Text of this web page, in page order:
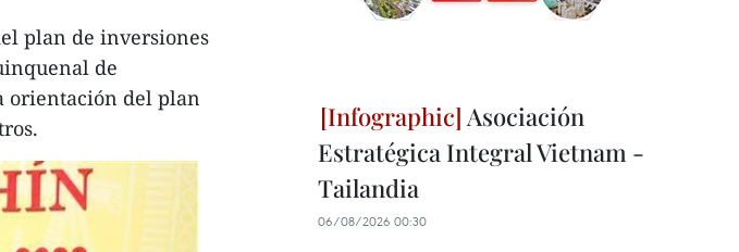
plan de inversiones
de
orientación del plan
Asociación
Estratégica Integral Vietnam -
Tailandia
06/08/2026 00:30